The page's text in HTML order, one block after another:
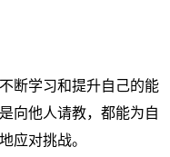
断学习和提升自己的能
向他人请教，都能为自
应对挑战。